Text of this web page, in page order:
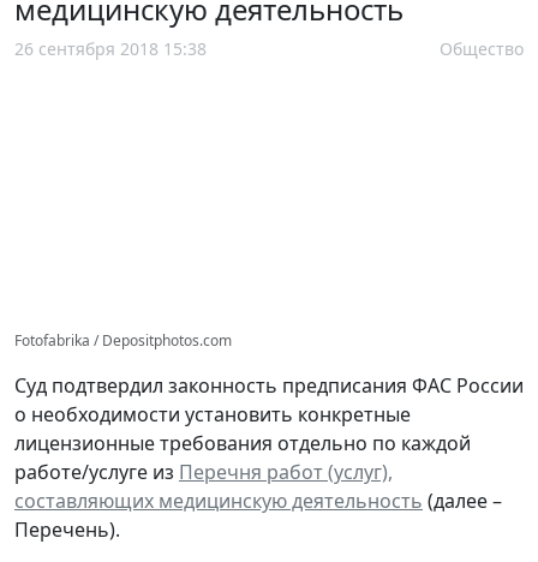
медицинскую деятельность
26 сентября 2018 15:38 Общество
Fotofabrika / Depositphotos.com
Суд подтвердил законность предписания ФАС России
о необходимости установить конкретные
лицензионные требования отдельно по каждой
работе/услуге из Перечня работ (услуг),
составляющих медицинскую деятельность (далее –
Перечень).